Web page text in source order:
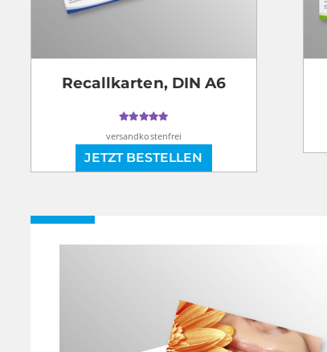
Recallkarten, DIN A6
5.00von 5
versandkostenfrei
JETZT BESTELLEN